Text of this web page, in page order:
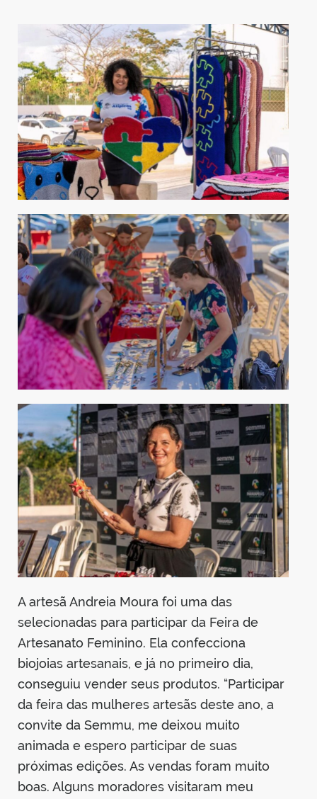
A artesã Andreia Moura foi uma das
selecionadas para participar da Feira de
Artesanato Feminino. Ela confecciona
biojoias artesanais, e já no primeiro dia,
conseguiu vender seus produtos. “Participar
da feira das mulheres artesãs deste ano, a
convite da Semmu, me deixou muito
animada e espero participar de suas
próximas edições. As vendas foram muito
boas. Alguns moradores visitaram meu